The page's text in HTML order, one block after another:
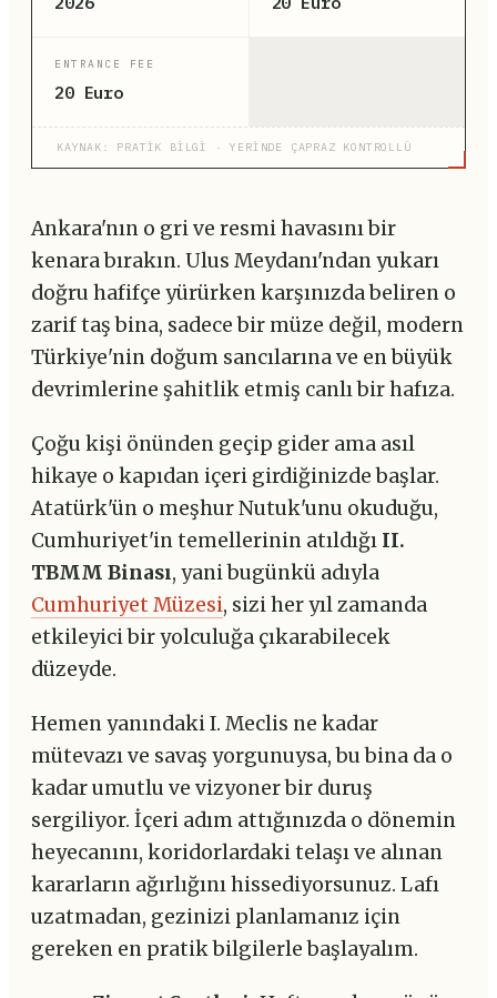
ENTRANCE FEE
20 Euro
KAYNAK: PRATİK BİLGİ · YERİNDE ÇAPRAZ KONTROLLÜ
Ankara'nın o gri ve resmi havasını bir
kenara bırakın. Ulus Meydanı'ndan yukarı
doğru hafifçe yürürken karşınızda beliren o
zarif taş bina, sadece bir müze değil, modern
Türkiye'nin doğum sancılarına ve en büyük
devrimlerine şahitlik etmiş canlı bir hafıza.
Çoğu kişi önünden geçip gider ama asıl
hikaye o kapıdan içeri girdiğinizde başlar.
Atatürk'ün o meşhur Nutuk'unu okuduğu,
Cumhuriyet'in temellerinin atıldığı II.
TBMM Binası, yani bugünkü adıyla
Cumhuriyet Müzesi, sizi her yıl zamanda
etkileyici bir yolculuğa çıkarabilecek
düzeyde.
Hemen yanındaki I. Meclis ne kadar
mütevazı ve savaş yorgunuysa, bu bina da o
kadar umutlu ve vizyoner bir duruş
sergiliyor. İçeri adım attığınızda o dönemin
heyecanını, koridorlardaki telaşı ve alınan
kararların ağırlığını hissediyorsunuz. Lafı
uzatmadan, gezinizi planlamanız için
gereken en pratik bilgilerle başlayalım.